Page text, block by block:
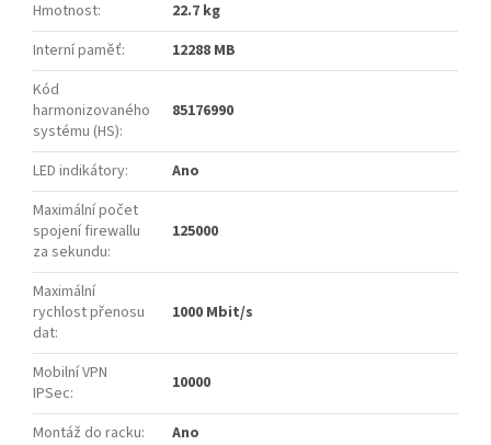
Hmotnost:
22.7 kg
Interní paměť:
12288 MB
Kód
harmonizovaného
systému (HS):
85176990
LED indikátory:
Ano
Maximální počet
spojení firewallu
za sekundu:
125000
Maximální
rychlost přenosu
dat:
1000 Mbit/s
Mobilní VPN
IPSec: 10000
Montáž do racku:
Ano